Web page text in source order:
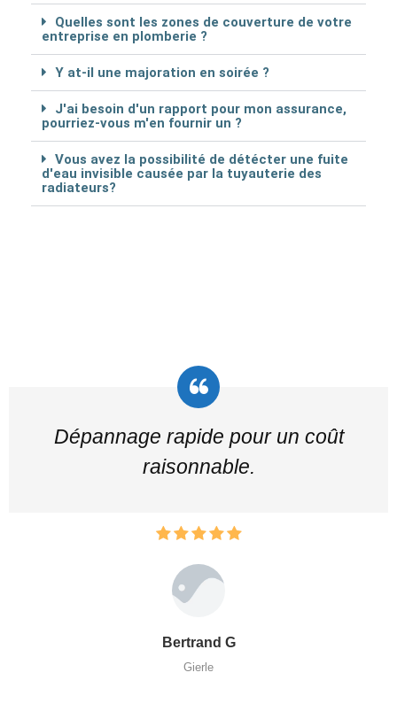
Quelles sont les zones de couverture de votre
entreprise en plomberie ?
Y at-il une majoration en soirée ?
J'ai besoin d'un rapport pour mon assurance,
pourriez-vous m'en fournir un ?
Vous avez la possibilité de détécter une fuite
d'eau invisible causée par la tuyauterie des
radiateurs?
Dépannage rapide pour un coût
raisonnable.
Bertrand G
Gierle